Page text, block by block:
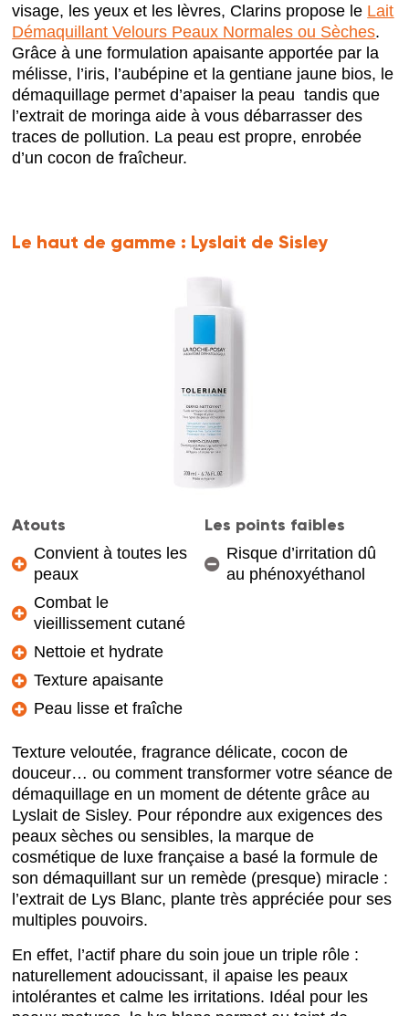
visage, les yeux et les lèvres, Clarins propose le Lait
Démaquillant Velours Peaux Normales ou Sèches.
Grâce à une formulation apaisante apportée par la
mélisse, l’iris, l’aubépine et la gentiane jaune bios, le
démaquillage permet d’apaiser la peau tandis que
l’extrait de moringa aide à vous débarrasser des
traces de pollution. La peau est propre, enrobée
d’un cocon de fraîcheur.
Le haut de gamme : Lyslait de Sisley
Atouts
Convient à toutes les
peaux
Combat le
vieillissement cutané
Nettoie et hydrate
Texture apaisante
Peau lisse et fraîche
Les points faibles
Risque d’irritation dû
au phénoxyéthanol
Texture veloutée, fragrance délicate, cocon de
douceur… ou comment transformer votre séance de
démaquillage en un moment de détente grâce au
Lyslait de Sisley. Pour répondre aux exigences des
peaux sèches ou sensibles, la marque de
cosmétique de luxe française a basé la formule de
son démaquillant sur un remède (presque) miracle :
l’extrait de Lys Blanc, plante très appréciée pour ses
multiples pouvoirs.
En effet, l’actif phare du soin joue un triple rôle :
naturellement adoucissant, il apaise les peaux
intolérantes et calme les irritations. Idéal pour les